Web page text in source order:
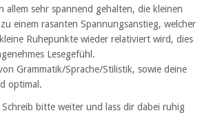
allem sehr spannend gehalten, die kleinen
einem rasanten Spannungsanstieg, welcher
Ruhepunkte wieder relativiert wird, dies
Lesegefühl.
Grammatik/Sprache/Stilistik, sowie deine
optimal.
Schreib bitte weiter und lass dir dabei ruhig